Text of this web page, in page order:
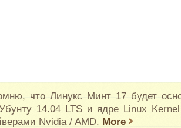
что Линукс Минт 17 будет
14.04 LTS и ядре Linux
Nvidia / AMD. More